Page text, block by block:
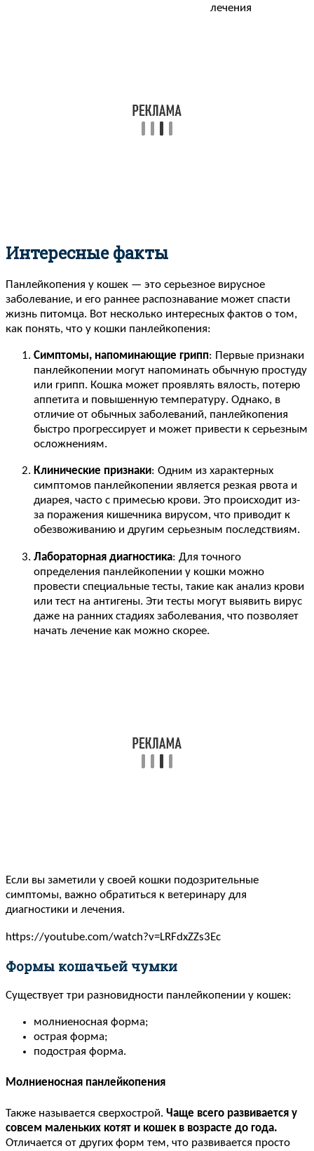
лечения
Интересные факты
Панлейкопения у кошек — это серьезное вирусное
заболевание, и его раннее распознавание может спасти
жизнь питомца. Вот несколько интересных фактов о том,
как понять, что у кошки панлейкопения:
Симптомы, напоминающие грипп: Первые признаки
панлейкопении могут напоминать обычную простуду
или грипп. Кошка может проявлять вялость, потерю
аппетита и повышенную температуру. Однако, в
отличие от обычных заболеваний, панлейкопения
быстро прогрессирует и может привести к серьезным
осложнениям.
Клинические признаки: Одним из характерных
симптомов панлейкопении является резкая рвота и
диарея, часто с примесью крови. Это происходит из-
за поражения кишечника вирусом, что приводит к
обезвоживанию и другим серьезным последствиям.
Лабораторная диагностика: Для точного
определения панлейкопении у кошки можно
провести специальные тесты, такие как анализ крови
или тест на антигены. Эти тесты могут выявить вирус
даже на ранних стадиях заболевания, что позволяет
начать лечение как можно скорее.
Если вы заметили у своей кошки подозрительные
симптомы, важно обратиться к ветеринару для
диагностики и лечения.
https://youtube.com/watch?v=LRFdxZZs3Ec
Формы кошачьей чумки
Существует три разновидности панлейкопении у кошек:
молниеносная форма;
острая форма;
подострая форма.
Молниеносная панлейкопения
Также называется сверхострой. Чаще всего развивается у
совсем маленьких котят и кошек в возрасте до года.
Отличается от других форм тем, что развивается просто